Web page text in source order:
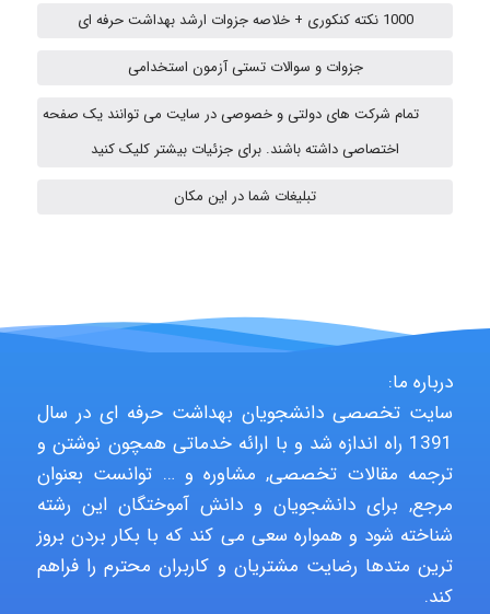
aghajari vahid
Poubakhtiari
1000 نکته کنکوری + خلاصه جزوات ارشد بهداشت حرفه ای
جزوات و سوالات تستی آزمون استخدامی
تمام شرکت های دولتی و خصوصی در سایت می توانند یک صفحه
اختصاصی داشته باشند. برای جزئیات بیشتر کلیک کنید
تبلیغات شما در این مکان
درباره ما:
سایت تخصصی دانشجویان بهداشت حرفه ای در سال
1391 راه اندازه شد و با ارائه خدماتی همچون نوشتن و
ترجمه مقالات تخصصی, مشاوره و … توانست بعنوان
مرجع, برای دانشجویان و دانش آموختگان این رشته
شناخته شود و همواره سعی می کند که با بکار بردن بروز
ترین متدها رضایت مشتریان و کاربران محترم را فراهم
کند.